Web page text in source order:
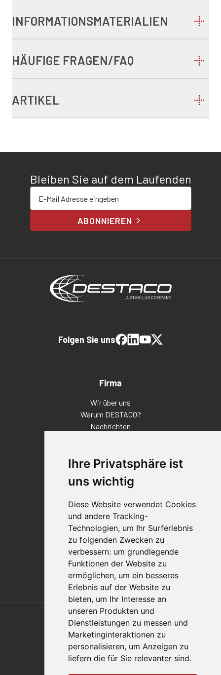
Ihre Privatsphäre ist
uns wichtig
Diese Website verwendet Cookies
und andere Tracking-
Technologien, um Ihr Surferlebnis
zu folgenden Zwecken zu
verbessern: um grundlegende
Funktionen der Website zu
ermöglichen, um ein besseres
Erlebnis auf der Website zu
bieten, um Ihr Interesse an
unseren Produkten und
Dienstleistungen zu messen und
Marketinginteraktionen zu
personalisieren, um Anzeigen zu
liefern die für Sie relevanter sind.
INFORMATIONSMATERIALIEN
HÄUFIGE FRAGEN/FAQ
ARTIKEL
Bleiben Sie auf dem Laufenden
ABONNIEREN
Firma
Wir über uns
Warum DESTACO?
Nachrichten
Standorte
Qualitätsaussage
Kontakt
Vertriebspartnerfinder
Häufig gestellte Fragen
Datenschutz-Bestimmungen
Nutzungsbedingungen
Richtlinien/AGBs
Folgen Sie uns
Also of Interest
Automation Solutions
Applications